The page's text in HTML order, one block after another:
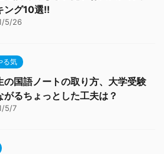
ング10選!!
5/26
る気
の国語ノートの取り方、大学受験
がるちょっとした工夫は？
5/7